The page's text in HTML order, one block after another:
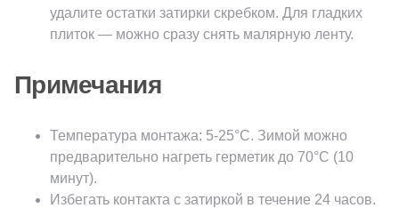
удалите остатки затирки скребком. Для гладких
плиток — можно сразу снять малярную ленту.
Примечания
Температура монтажа: 5-25°C. Зимой можно
предварительно нагреть герметик до 70°C (10
минут).
Избегать контакта с затиркой в течение 24 часов.